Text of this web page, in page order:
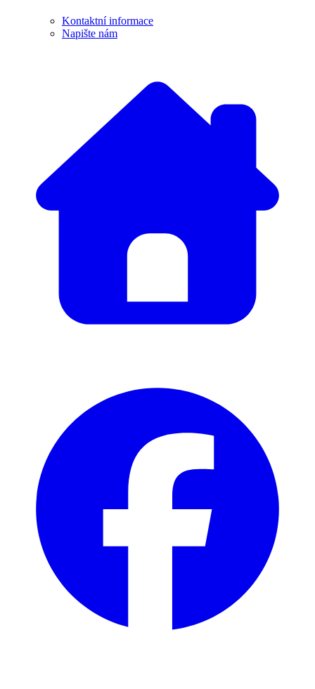
Kontaktní informace
Napište nám